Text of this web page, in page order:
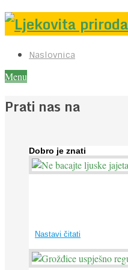
Naslovnica
Menu
Dobro je znati
Nastavi čitati
Prati nas na